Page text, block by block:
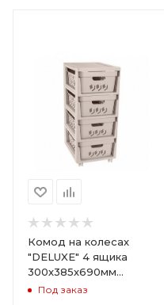
Комод на колесах
"DELUXE" 4 ящика
300х385х690мм
(Светло-бежевый)
Под заказ